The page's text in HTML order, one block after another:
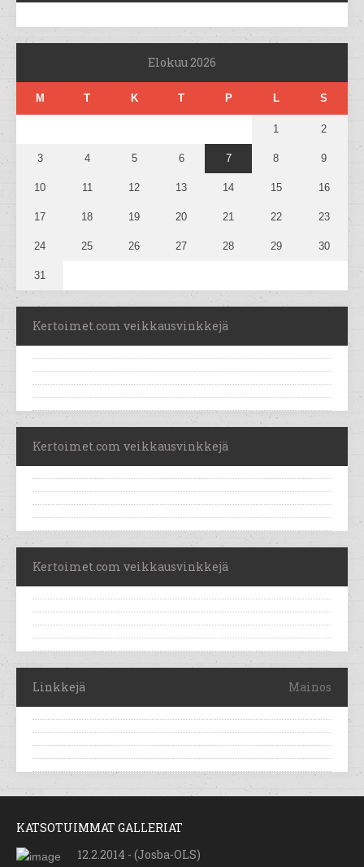
Elokuu 2026
M T K T P L S
1 2
3 4 5 6 7 8 9
10 11 12 13 14 15 16
17 18 19 20 21 22 23
24 25 26 27 28 29 30
31
Kertoimet.com veikkausvinkkejä
Kertoimet.com veikkausvinkkejä
Kertoimet.com veikkausvinkkejä
Linkkejä Mainos
KATSOTUIMMAT GALLERIAT
12.2.2014 - (Josba-OLS)